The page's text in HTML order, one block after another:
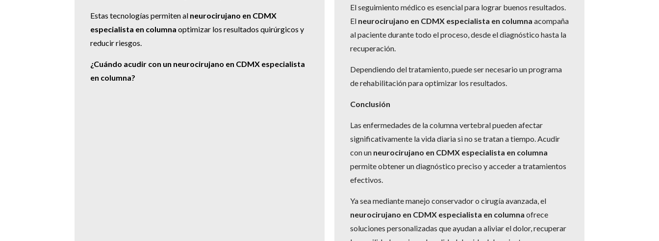
Estas tecnologías permiten al neurocirujano en CDMX
especialista en columna optimizar los resultados quirúrgicos y
reducir riesgos.
¿Cuándo acudir con un neurocirujano en CDMX especialista
en columna?
El seguimiento médico es esencial para lograr buenos resultados.
El neurocirujano en CDMX especialista en columna acompaña
al paciente durante todo el proceso, desde el diagnóstico hasta la
recuperación.
Dependiendo del tratamiento, puede ser necesario un programa
de rehabilitación para optimizar los resultados.
Conclusión
Las enfermedades de la columna vertebral pueden afectar
significativamente la vida diaria si no se tratan a tiempo. Acudir
con un neurocirujano en CDMX especialista en columna
permite obtener un diagnóstico preciso y acceder a tratamientos
efectivos.
Ya sea mediante manejo conservador o cirugía avanzada, el
neurocirujano en CDMX especialista en columna ofrece
soluciones personalizadas que ayudan a aliviar el dolor, recuperar